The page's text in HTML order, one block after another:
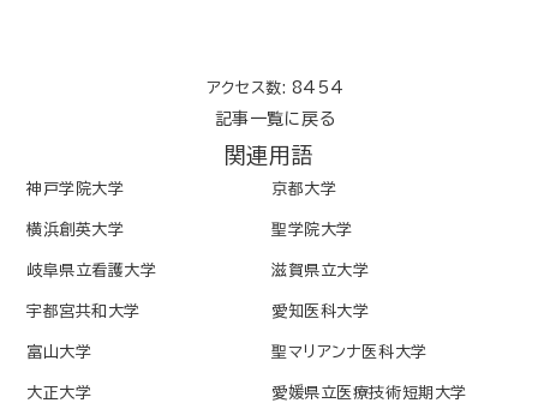
アクセス数: 8454
記事一覧に戻る
関連用語
神戸学院大学 京都大学
横浜創英大学 聖学院大学
岐阜県立看護大学 滋賀県立大学
宇都宮共和大学 愛知医科大学
富山大学 聖マリアンナ医科大学
大正大学 愛媛県立医療技術短期大学